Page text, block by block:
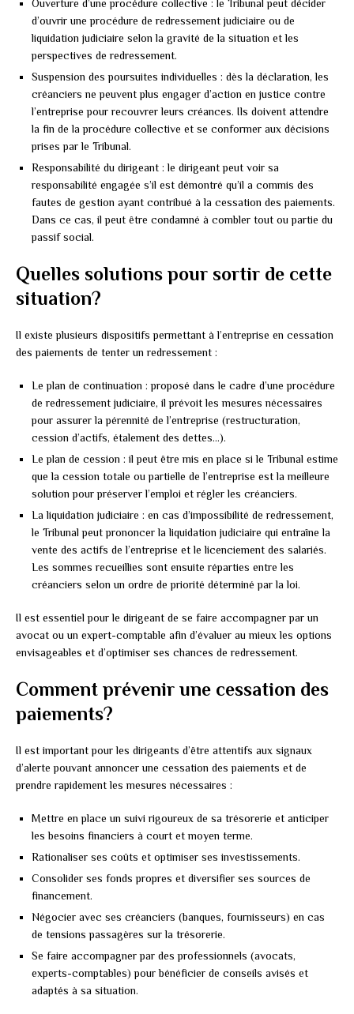
Ouverture d’une procédure collective : le Tribunal peut décider
d’ouvrir une procédure de redressement judiciaire ou de
liquidation judiciaire selon la gravité de la situation et les
perspectives de redressement.
Suspension des poursuites individuelles : dès la déclaration, les
créanciers ne peuvent plus engager d’action en justice contre
l’entreprise pour recouvrer leurs créances. Ils doivent attendre
la fin de la procédure collective et se conformer aux décisions
prises par le Tribunal.
Responsabilité du dirigeant : le dirigeant peut voir sa
responsabilité engagée s’il est démontré qu’il a commis des
fautes de gestion ayant contribué à la cessation des paiements.
Dans ce cas, il peut être condamné à combler tout ou partie du
passif social.
Quelles solutions pour sortir de cette
situation?
Il existe plusieurs dispositifs permettant à l’entreprise en cessation
des paiements de tenter un redressement :
Le plan de continuation : proposé dans le cadre d’une procédure
de redressement judiciaire, il prévoit les mesures nécessaires
pour assurer la pérennité de l’entreprise (restructuration,
cession d’actifs, étalement des dettes…).
Le plan de cession : il peut être mis en place si le Tribunal estime
que la cession totale ou partielle de l’entreprise est la meilleure
solution pour préserver l’emploi et régler les créanciers.
La liquidation judiciaire : en cas d’impossibilité de redressement,
le Tribunal peut prononcer la liquidation judiciaire qui entraîne la
vente des actifs de l’entreprise et le licenciement des salariés.
Les sommes recueillies sont ensuite réparties entre les
créanciers selon un ordre de priorité déterminé par la loi.
Il est essentiel pour le dirigeant de se faire accompagner par un
avocat ou un expert-comptable afin d’évaluer au mieux les options
envisageables et d’optimiser ses chances de redressement.
Comment prévenir une cessation des
paiements?
Il est important pour les dirigeants d’être attentifs aux signaux
d’alerte pouvant annoncer une cessation des paiements et de
prendre rapidement les mesures nécessaires :
Mettre en place un suivi rigoureux de sa trésorerie et anticiper
les besoins financiers à court et moyen terme.
Rationaliser ses coûts et optimiser ses investissements.
Consolider ses fonds propres et diversifier ses sources de
financement.
Négocier avec ses créanciers (banques, fournisseurs) en cas
de tensions passagères sur la trésorerie.
Se faire accompagner par des professionnels (avocats,
experts-comptables) pour bénéficier de conseils avisés et
adaptés à sa situation.